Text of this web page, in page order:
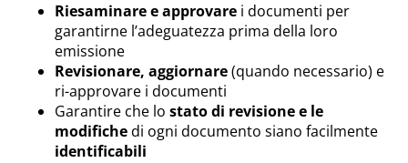
Riesaminare e approvare i documenti per
garantirne l’adeguatezza prima della loro
emissione
Revisionare, aggiornare(quando necessario) e
ri-approvare i documenti
Garantire che lo stato di revisione e le
modifichedi ogni documento siano facilmente
identificabili